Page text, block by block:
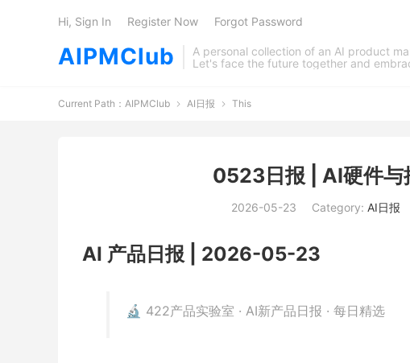
AIPMClub
A personal collection of an AI product
Let's face the future together and
Hi, Sign In Register Now Forgot Password
Current Path： AIPMClub  AI日报  This
0523日报 | AI硬件与
2026-05-23 Category: AI日报
AI 产品日报 | 2026-05-23
🔬 422产品实验室 · AI新产品日报 · 每日精选